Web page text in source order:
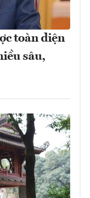
toàn diện
sâu,